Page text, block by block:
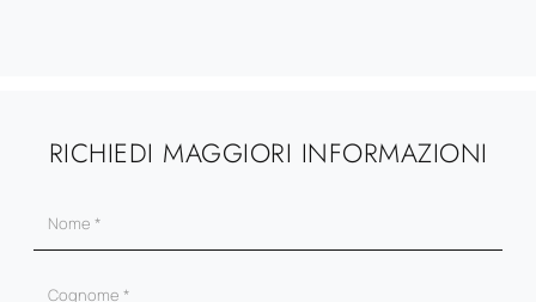
RICHIEDI MAGGIORI INFORMAZIONI